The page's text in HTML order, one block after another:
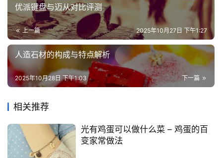
优派键盘与迈从对比评测
上一篇 2025年10月27日 下午1:27
人造石材的构成与特点解析
下一篇
2025年10月28日 下午1:03
相关推荐
光有鸡蛋可以做什么菜 – 鸡蛋的百
变家常做法